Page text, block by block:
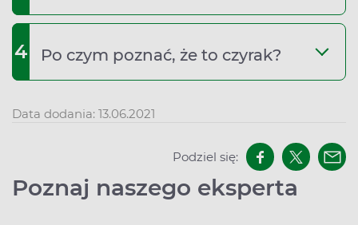
4 Po czym poznać, że to czyrak?
Data dodania: 13.06.2021
Podziel się:
Poznaj naszego eksperta